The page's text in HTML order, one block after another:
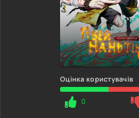
Оцінка користувачів
0